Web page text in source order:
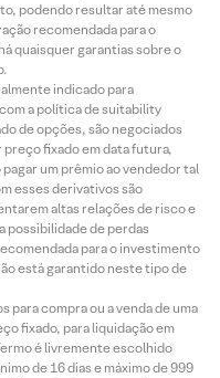
podendo resultar até mesmo
recomendada para o
quaisquer garantias sobre o
indicado para
a política de suitability
de opções, são negociados
fixado em data futura,
um prêmio ao vendedor tal
esses derivativos são
altas relações de risco e
possibilidade de perdas
para o investimento
está garantido neste tipo de
compra ou a venda de uma
fixado, para liquidação em
é livremente escolhido
de 16 dias e máximo de 999